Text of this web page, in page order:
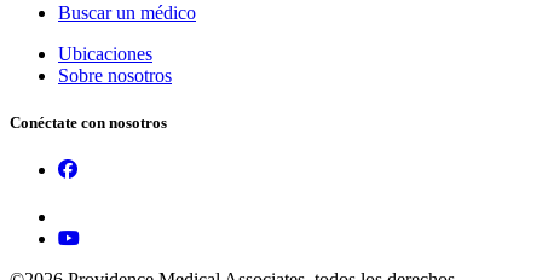
Buscar un médico
Ubicaciones
Sobre nosotros
Conéctate con nosotros